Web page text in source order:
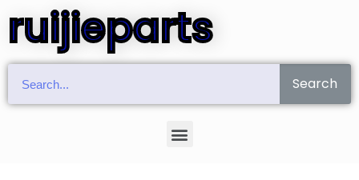
ruijieparts
Search